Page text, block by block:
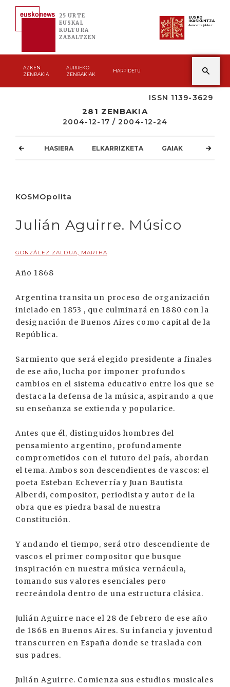
25 URTE
EUSKAL
KULTURA
ZABALTZEN
EUSKO
IKASKUNTZA
Asmoz ta jakitez
AZKEN
ZENBAKIA
AURREKO
ZENBAKIAK
HARPIDETU
ISSN 1139-3629
281 ZENBAKIA
2004-12-17 / 2004-12-24
HASIERA ELKARRIZKETA GAIAK
KOSMOpolita
Julián Aguirre. Músico
GONZÁLEZ ZALDUA, MARTHA
Año 1868
Argentina transita un proceso de organización
iniciado en 1853 , que culminará en 1880 con la
designación de Buenos Aires como capital de la
República.
Sarmiento que será elegido presidente a finales
de ese año, lucha por imponer profundos
cambios en el sistema educativo entre los que se
destaca la defensa de la música, aspirando a que
su enseñanza se extienda y popularice.
Antes que él, distinguidos hombres del
pensamiento argentino, profundamente
comprometidos con el futuro del país, abordan
el tema. Ambos son descendientes de vascos: el
poeta Esteban Echeverría y Juan Bautista
Alberdi, compositor, periodista y autor de la
obra que es piedra basal de nuestra
Constitución.
Y andando el tiempo, será otro descendiente de
vascos el primer compositor que busque
inspiración en nuestra música vernácula,
tomando sus valores esenciales pero
recreándola dentro de una estructura clásica.
Julián Aguirre nace el 28 de febrero de ese año
de 1868 en Buenos Aires. Su infancia y juventud
transcurren en España donde se traslada con
sus padres.
Julián Aguirre. Comienza sus estudios musicales